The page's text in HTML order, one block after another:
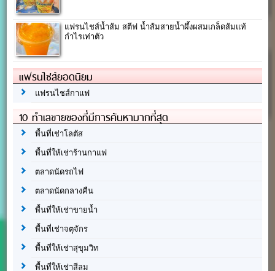
แฟรนไชส์น้ำส้ม สตีฟ น้ำส้มสายน้ำผึ้งผสมเกล็ดส้มแท้
กำไรเท่าตัว
แฟรนไชส์ยอดนิยม
แฟรนไชส์กาแฟ
10 ทำเลขายของที่มีการค้นหามากที่สุด
พื้นที่เช่าโลตัส
พื้นที่ให้เช่าร้านกาแฟ
ตลาดนัดรถไฟ
ตลาดนัดกลางคืน
พื้นที่ให้เช่าขายน้ำ
พื้นที่เช่าจตุจักร
พื้นที่ให้เช่าสุขุมวิท
พื้นที่ให้เช่าสีลม